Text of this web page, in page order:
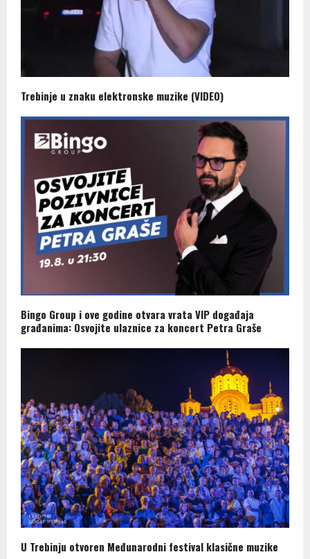
Trebinje u znaku elektronske muzike (VIDEO)
Bingo Group i ove godine otvara vrata VIP događaja
građanima: Osvojite ulaznice za koncert Petra Graše
U Trebinju otvoren Međunarodni festival klasične muzike